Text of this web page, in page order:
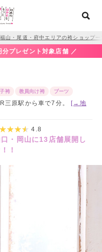
福山・尾道・府中エリアの袴ショップ一
プレゼント対象店舗 ／
袴 教員向け袴 ブーツ
三原駅から車で7分。[→地
4.8
・岡山に13店舗展開し
！